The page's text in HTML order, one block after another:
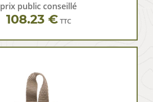
prix public conseillé
108.23 € TTC